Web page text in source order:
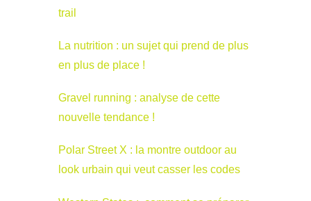
trail
La nutrition : un sujet qui prend de plus
en plus de place !
Gravel running : analyse de cette
nouvelle tendance !
Polar Street X : la montre outdoor au
look urbain qui veut casser les codes